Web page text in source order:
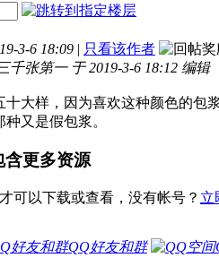
3-6 18:09 | 只看该作者
千张第一 于 2019-3-6 18:12 编辑
十大样，因为喜欢这种颜色的包
又是假包浆。
含更多资源
才可以下载或查看，没有帐号？ 立
QQ好友和群